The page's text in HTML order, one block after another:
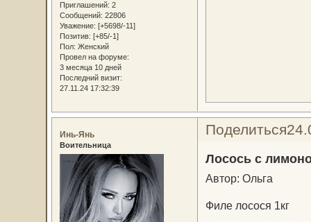
Приглашений: 2
Сообщений: 22806
Уважение: [+5698/-11]
Позитив: [+85/-1]
Пол: Женский
Провел на форуме:
3 месяца 10 дней
Последний визит:
27.11.24 17:32:39
Поделиться
Инь-Янь
Воительница
Лосось с
Автор: Ольга
Филе лосося 1кг